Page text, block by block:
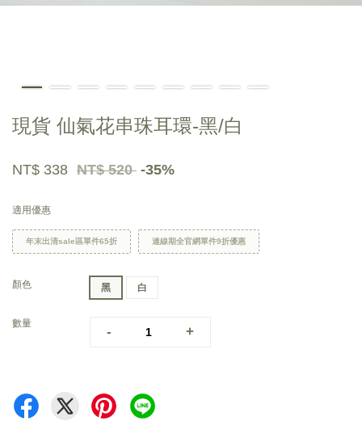
現貨 仙氣花串珠耳環-黑/白
NT$ 338 NT$ 520 -35%
適用優惠
年末出清sale區單件65折 連線期全官網單件9折優惠
顏色 黑 白
數量
- +